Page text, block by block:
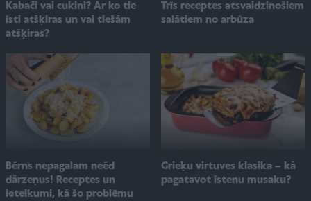
Kabači vai cukini? Ar ko tie
īsti atšķiras un vai tiešām
atšķiras?
Trīs receptes atsvaidzinošiem
salātiem no arbūza
Bērns nepagalam neēd
dārzeņus! Receptes un
ieteikumi, kā šo problēmu
Grieķu virtuves klasika – kā
pagatavot īstenu musaku?